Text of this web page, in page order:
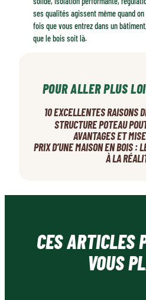
ses qualités agissent même quand
fois que vous entrez dans un
que le bois soit là.
POUR ALLER PLUS
10 EXCELLENTES RAISONS
STRUCTURE POTEAU
AVANTAGES ET
PRIX D’UNE MAISON EN BOIS :
À LA
CES ARTICLES
VOUS